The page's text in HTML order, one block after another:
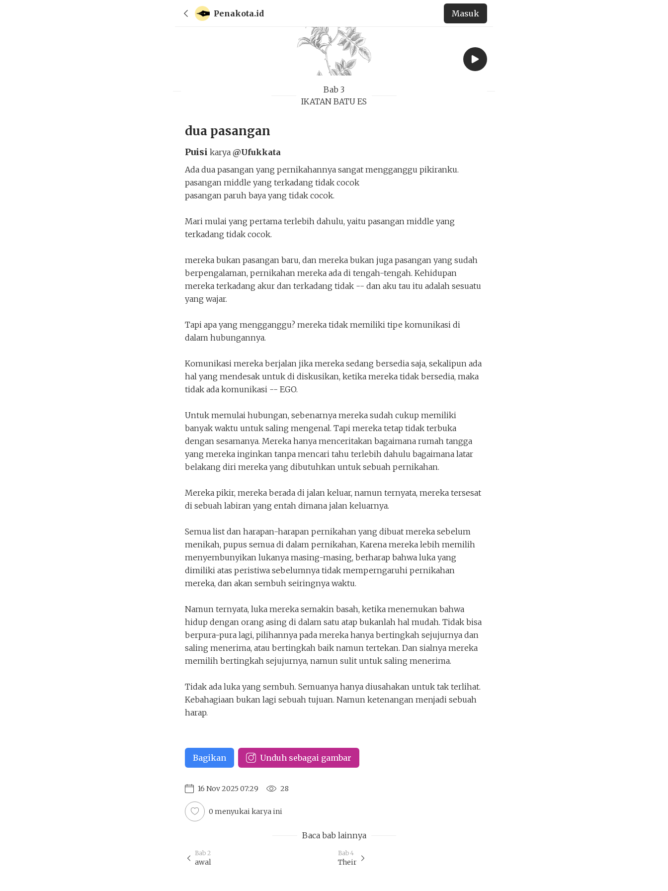
Penakota.id Masuk
Bab 3
IKATAN BATU ES
dua pasangan
Puisi karya @Ufukkata
Penakota.id
Ada dua pasangan yang pernikahannya sangat mengganggu pikiranku.
pasangan middle yang terkadang tidak cocok
pasangan paruh baya yang tidak cocok.
Mari mulai yang pertama terlebih dahulu, yaitu pasangan middle yang
terkadang tidak cocok.
mereka bukan pasangan baru, dan mereka bukan juga pasangan yang sudah
berpengalaman, pernikahan mereka ada di tengah-tengah. Kehidupan
mereka terkadang akur dan terkadang tidak -- dan aku tau itu adalah sesuatu
yang wajar.
Tapi apa yang mengganggu? mereka tidak memiliki tipe komunikasi di
dalam hubungannya.
Komunikasi mereka berjalan jika mereka sedang bersedia saja, sekalipun ada
hal yang mendesak untuk di diskusikan, ketika mereka tidak bersedia, maka
tidak ada komunikasi -- EGO.
Untuk memulai hubungan, sebenarnya mereka sudah cukup memiliki
banyak waktu untuk saling mengenal. Tapi mereka tetap tidak terbuka
dengan sesamanya. Mereka hanya menceritakan bagaimana rumah tangga
yang mereka inginkan tanpa mencari tahu terlebih dahulu bagaimana latar
belakang diri mereka yang dibutuhkan untuk sebuah pernikahan.
Mereka pikir, mereka berada di jalan keluar, namun ternyata, mereka tersesat
di sebuah labiran yang entah dimana jalan keluarnya.
Semua list dan harapan-harapan pernikahan yang dibuat mereka sebelum
menikah, pupus semua di dalam pernikahan, Karena mereka lebih memilih
menyembunyikan lukanya masing-masing, berharap bahwa luka yang
dimiliki atas peristiwa sebelumnya tidak memperngaruhi pernikahan
mereka, dan akan sembuh seiringnya waktu.
Namun ternyata, luka mereka semakin basah, ketika menemukan bahwa
hidup dengan orang asing di dalam satu atap bukanlah hal mudah. Tidak bisa
berpura-pura lagi, pilihannya pada mereka hanya bertingkah sejujurnya dan
saling menerima, atau bertingkah baik namun tertekan. Dan sialnya mereka
memilih bertingkah sejujurnya, namun sulit untuk saling menerima.
Tidak ada luka yang sembuh. Semuanya hanya diusahakan untuk tak terlihat.
Kebahagiaan bukan lagi sebuah tujuan. Namun ketenangan menjadi sebuah
harap.
Bagikan Unduh sebagai gambar
16 Nov 2025 07:29 28
0 menyukai karya ini
Baca bab lainnya
Bab 2
awal
Bab 4
Their